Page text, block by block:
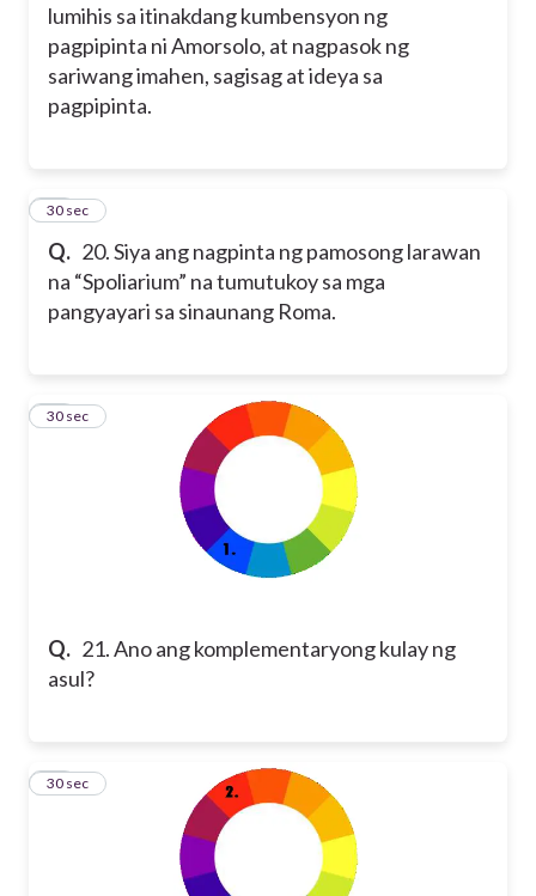
lumihis sa itinakdang kumbensyon ng
pagpipinta ni Amorsolo, at nagpasok ng
sariwang imahen, sagisag at ideya sa
pagpipinta.
Q. 20. Siya ang nagpinta ng pamosong larawan
na “Spoliarium” na tumutukoy sa mga
pangyayari sa sinaunang Roma.
20
30 sec
Q. 21. Ano ang komplementaryong kulay ng
asul?
21
30 sec
22
30 sec